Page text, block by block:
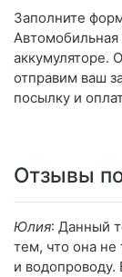
Заполните
Автомобильная
аккумуляторе.
отправим ваш
посылку и
Отзывы
Юлия: Данный
тем, что она не
и водопроводу.